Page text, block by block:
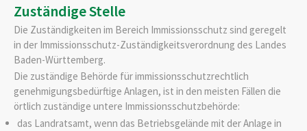
Zuständige Stelle
Die Zuständigkeiten im Bereich Immissionsschutz sind geregelt
in der Immissionsschutz-Zuständigkeitsverordnung des Landes
Baden-Württemberg.
Die zuständige Behörde für immissionsschutzrechtlich
genehmigungsbedürftige Anlagen, ist in den meisten Fällen die
örtlich zuständige untere Immissionsschutzbehörde:
das Landratsamt, wenn das Betriebsgelände mit der Anlage in